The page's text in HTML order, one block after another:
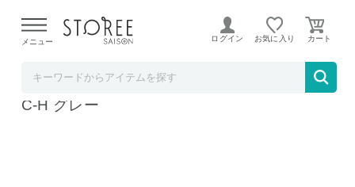
よる配送遅延が発生しております。
メニュー ログイン お気に入り
アイリスオーヤマ 空気清浄機 16畳 AAP-S30
C-H グレー